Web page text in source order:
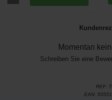
Momentan
Schreiben Sie eine
REF:
EAN: